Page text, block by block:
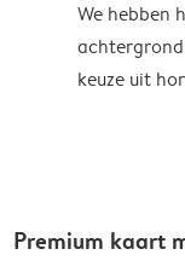
We hebben
keuze uit
Premium kaart